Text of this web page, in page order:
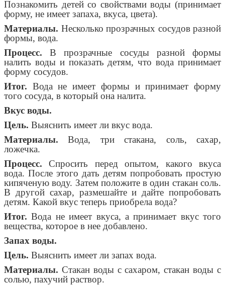
Познакомить детей со свойствами воды (принимает
форму, не имеет запаха, вкуса, цвета).
Материалы. Несколько прозрачных сосудов разной
формы, вода.
Процесс.В прозрачные сосуды разной формы
налить воды и показать детям, что вода принимает
форму сосудов.
Итог. Вода не имеет формы и принимает форму
того сосуда, в который она налита.
Вкус воды.
Цель. Выяснить имеет ли вкус вода.
Материалы.Вода, три стакана, соль, сахар,
ложечка.
Процесс.Спросить перед опытом, какого вкуса
вода. После этого дать детям попробовать простую
кипяченую воду. Затем положите в один стакан соль.
В другой сахар, размешайте и дайте попробовать
детям. Какой вкус теперь приобрела вода?
Итог. Вода не имеет вкуса, а принимает вкус того
вещества, которое в нее добавлено.
Запах воды.
Цель. Выяснить имеет ли запах вода.
Материалы. Стакан воды с сахаром, стакан воды с
солью, пахучий раствор.